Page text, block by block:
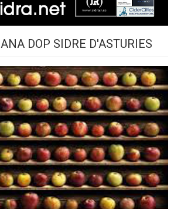
DOP SIDRE D'ASTURIES